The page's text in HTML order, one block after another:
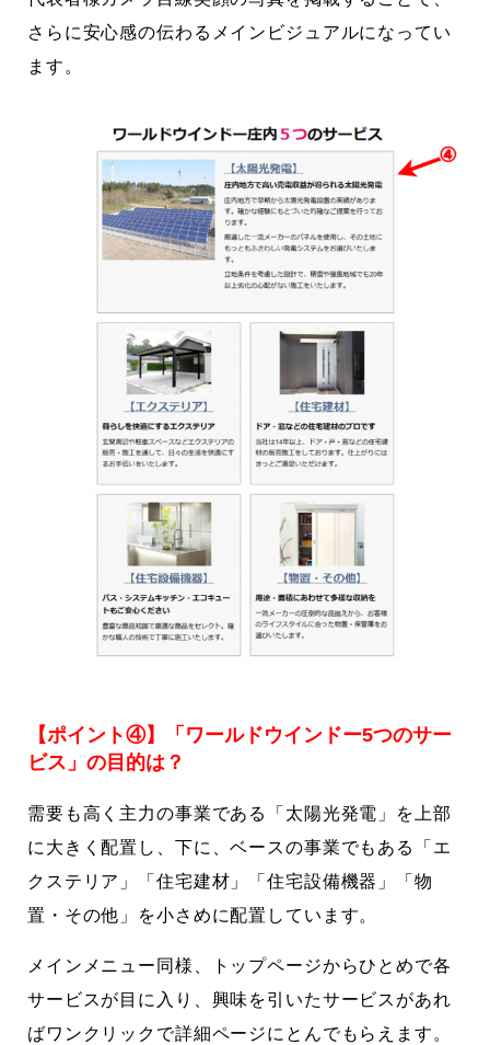
さらに安心感の伝わるメインビジュアルになってい
ます。
【ポイント④】「ワールドウインドー5つのサー
ビス」の目的は？
需要も高く主力の事業である「太陽光発電」を上部
に大きく配置し、下に、ベースの事業でもある「エ
クステリア」「住宅建材」「住宅設備機器」「物
置・その他」を小さめに配置しています。
メインメニュー同様、トップページからひとめで各
サービスが目に入り、興味を引いたサービスがあれ
ばワンクリックで詳細ページにとんでもらえます。